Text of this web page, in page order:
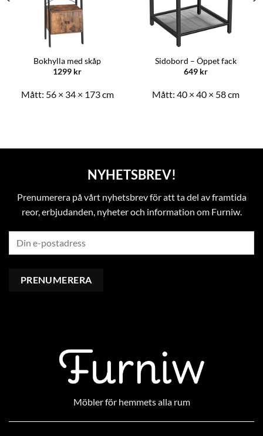
Bokhylla med skåp
1299 kr
Mått: 56 × 34 × 173 cm
Sidobord – Öppet fack
649 kr
Mått: 40 × 40 × 58 cm
NYHETSBREV!
Prenumerera på vårt nyhetsbrev för att ta del av framtida
reor, erbjudanden, nyheter och information om Furniw.
Möbler för hemmets alla rum